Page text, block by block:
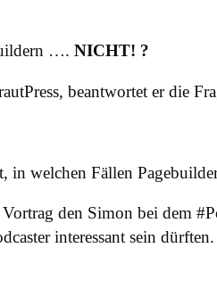
…. NICHT! ?
beantwortet er die
welchen Fällen
den Simon bei dem
interessant sein dürften.